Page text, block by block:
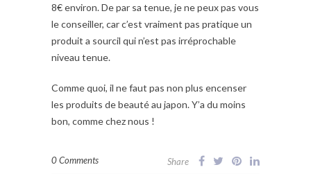
8€ environ. De par sa tenue, je ne peux pas vous
le conseiller, car c’est vraiment pas pratique un
produit a sourcil qui n’est pas irréprochable
niveau tenue.
Comme quoi, il ne faut pas non plus encenser
les produits de beauté au japon. Y’a du moins
bon, comme chez nous !
0 Comments Share